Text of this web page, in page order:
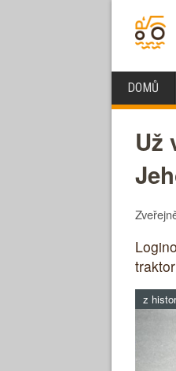
DOMŮ
Už
z